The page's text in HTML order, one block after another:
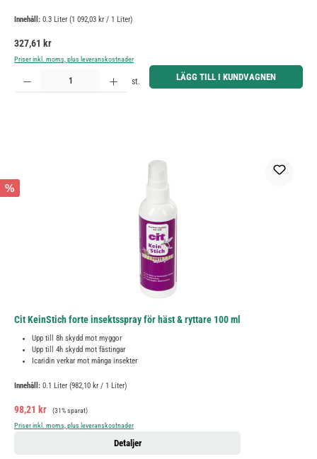
Innehåll: 0.3 Liter (1 092,03 kr / 1 Liter)
Ordinarie pris:
327,61 kr
Priser inkl. moms, plus leveranskostnader
Produktkvantitet: Ange önskat belopp eller använd knapparna för att öka eller minska kvantiteten.
st. LÄGG TILL I KUNDVAGNEN
%
Cit KeinStich forte insektsspray för häst & ryttare 100 ml
Upp till 8h skydd mot myggor
Upp till 4h skydd mot fästingar
Icaridin verkar mot många insekter
Innehåll: 0.1 Liter (982,10 kr / 1 Liter)
Försäljningspris:
98,21 kr Ordinarie pris:
(31% sparat)
Priser inkl. moms, plus leveranskostnader
Detaljer